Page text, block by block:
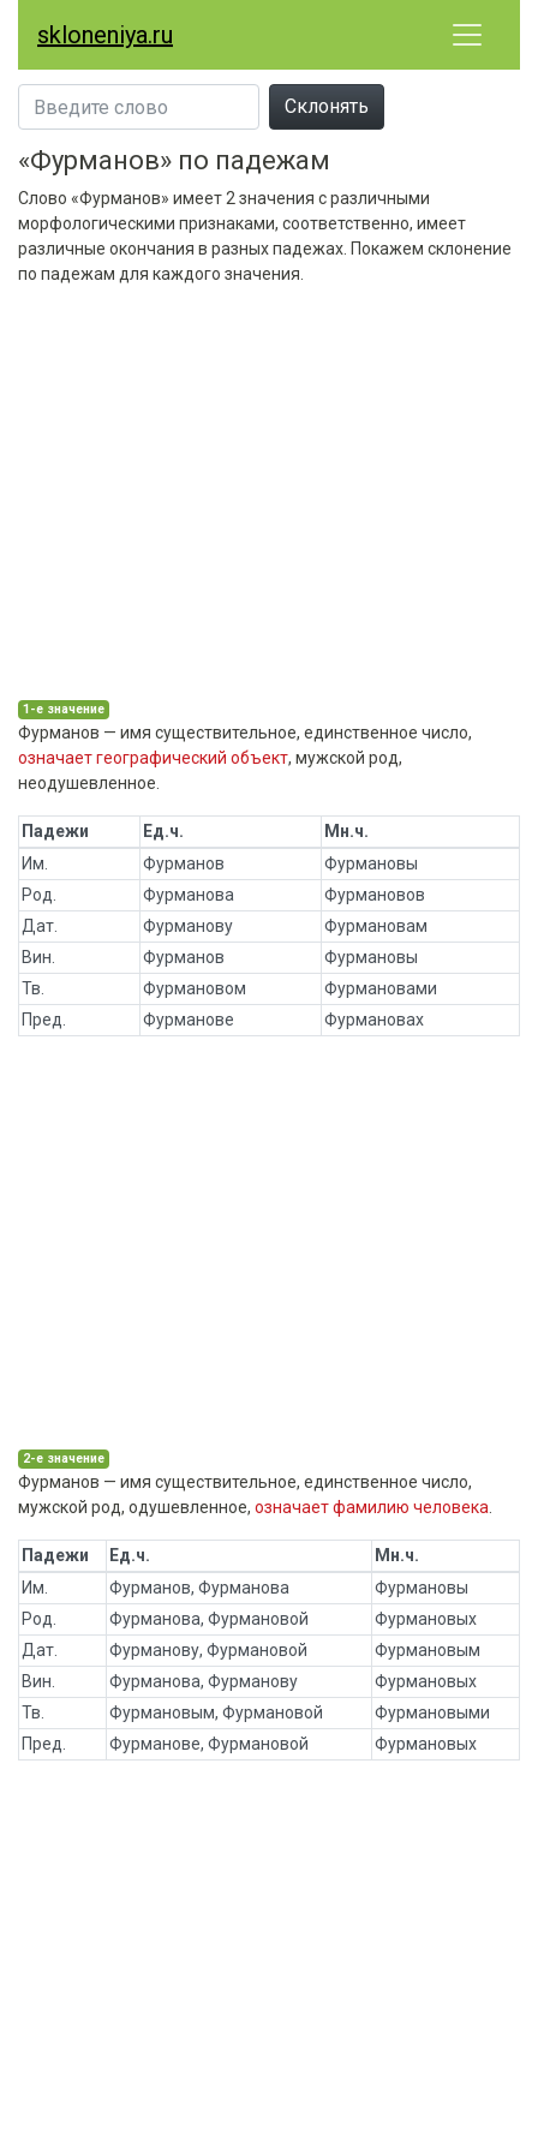
skloneniya.ru
Склонять
«Фурманов» по падежам
Слово «Фурманов» имеет 2 значения с различными
морфологическими признаками, соответственно, имеет
различные окончания в разных падежах. Покажем склонение
по падежам для каждого значения.
1-е значение
Фурманов — имя существительное, единственное число,
означает географический объект, мужской род,
неодушевленное.
Падежи Ед.ч.
Мн.ч.
Им.
Фурманов
Фурмановы
Род.
Фурманова
Фурмановов
Дат.
Фурманову
Фурмановам
Вин.
Фурманов
Фурмановы
Тв.
Фурмановом
Фурмановами
Пред.
Фурманове Фурмановах
2-е значение
Фурманов — имя существительное, единственное число,
мужской род, одушевленное, означает фамилию человека
Падежи Ед.ч.
Мн.ч.
Им.
Фурманов, Фурманова
Фурмановы
Род.
Фурманова, Фурмановой
Фурмановых
Дат.
Фурманову, Фурмановой
Фурмановым
Вин.
Фурманова, Фурманову
Фурмановых
Тв.
Фурмановым, Фурмановой
Фурмановыми
Пред.
Фурманове, Фурмановой Фурмановых